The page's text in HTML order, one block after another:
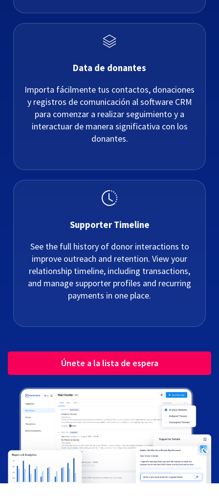
Data de donantes
Importa fácilmente tus contactos, donaciones
y registros de comunicación al software CRM
para comenzar a realizar seguimiento y a
interactuar de manera significativa con los
donantes.
Supporter Timeline
See the full history of donor interactions to
improve outreach and retention. View your
relationship timeline, including transactions,
and manage supporter profiles and recurring
payments in one place.
Únete a la lista de espera